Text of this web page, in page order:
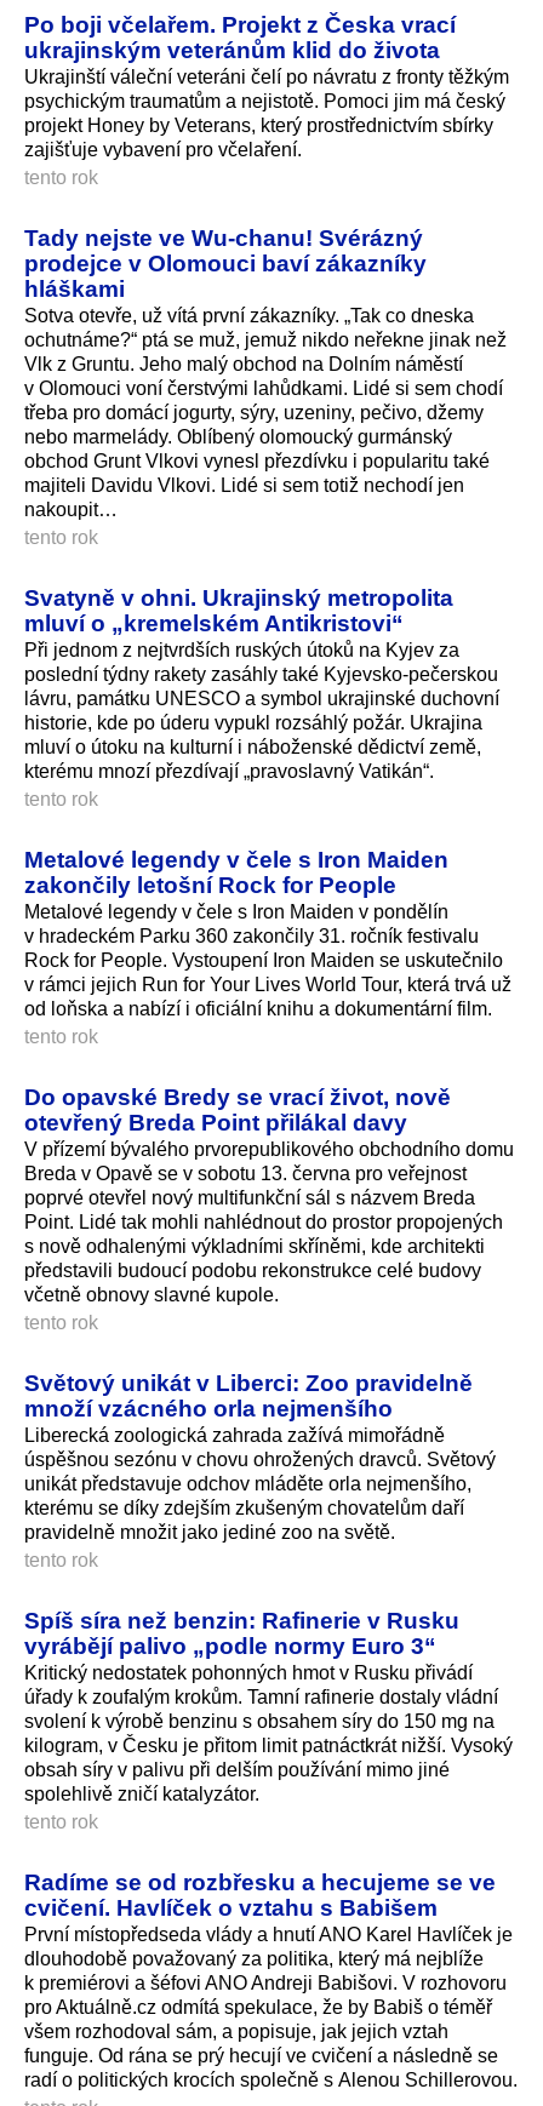
Po boji včelařem. Projekt z Česka vrací
ukrajinským veteránům klid do života
Ukrajinští váleční veteráni čelí po návratu z fronty těžkým
psychickým traumatům a nejistotě. Pomoci jim má český
projekt Honey by Veterans, který prostřednictvím sbírky
zajišťuje vybavení pro včelaření.
tento rok
Tady nejste ve Wu-chanu! Svérázný
prodejce v Olomouci baví zákazníky
hláškami
Sotva otevře, už vítá první zákazníky. „Tak co dneska
ochutnáme?“ ptá se muž, jemuž nikdo neřekne jinak než
Vlk z Gruntu. Jeho malý obchod na Dolním náměstí
v Olomouci voní čerstvými lahůdkami. Lidé si sem chodí
třeba pro domácí jogurty, sýry, uzeniny, pečivo, džemy
nebo marmelády. Oblíbený olomoucký gurmánský
obchod Grunt Vlkovi vynesl přezdívku i popularitu také
majiteli Davidu Vlkovi. Lidé si sem totiž nechodí jen
nakoupit…
tento rok
Svatyně v ohni. Ukrajinský metropolita
mluví o „kremelském Antikristovi“
Při jednom z nejtvrdších ruských útoků na Kyjev za
poslední týdny rakety zasáhly také Kyjevsko-pečerskou
lávru, památku UNESCO a symbol ukrajinské duchovní
historie, kde po úderu vypukl rozsáhlý požár. Ukrajina
mluví o útoku na kulturní i náboženské dědictví země,
kterému mnozí přezdívají „pravoslavný Vatikán“.
tento rok
Metalové legendy v čele s Iron Maiden
zakončily letošní Rock for People
Metalové legendy v čele s Iron Maiden v pondělín
v hradeckém Parku 360 zakončily 31. ročník festivalu
Rock for People. Vystoupení Iron Maiden se uskutečnilo
v rámci jejich Run for Your Lives World Tour, která trvá už
od loňska a nabízí i oficiální knihu a dokumentární film.
tento rok
Do opavské Bredy se vrací život, nově
otevřený Breda Point přilákal davy
V přízemí bývalého prvorepublikového obchodního domu
Breda v Opavě se v sobotu 13. června pro veřejnost
poprvé otevřel nový multifunkční sál s názvem Breda
Point. Lidé tak mohli nahlédnout do prostor propojených
s nově odhalenými výkladními skříněmi, kde architekti
představili budoucí podobu rekonstrukce celé budovy
včetně obnovy slavné kupole.
tento rok
Světový unikát v Liberci: Zoo pravidelně
množí vzácného orla nejmenšího
Liberecká zoologická zahrada zažívá mimořádně
úspěšnou sezónu v chovu ohrožených dravců. Světový
unikát představuje odchov mláděte orla nejmenšího,
kterému se díky zdejším zkušeným chovatelům daří
pravidelně množit jako jediné zoo na světě.
tento rok
Spíš síra než benzin: Rafinerie v Rusku
vyrábějí palivo „podle normy Euro 3“
Kritický nedostatek pohonných hmot v Rusku přivádí
úřady k zoufalým krokům. Tamní rafinerie dostaly vládní
svolení k výrobě benzinu s obsahem síry do 150 mg na
kilogram, v Česku je přitom limit patnáctkrát nižší. Vysoký
obsah síry v palivu při delším používání mimo jiné
spolehlivě zničí katalyzátor.
tento rok
Radíme se od rozbřesku a hecujeme se ve
cvičení. Havlíček o vztahu s Babišem
První místopředseda vlády a hnutí ANO Karel Havlíček je
dlouhodobě považovaný za politika, který má nejblíže
k premiérovi a šéfovi ANO Andreji Babišovi. V rozhovoru
pro Aktuálně.cz odmítá spekulace, že by Babiš o téměř
všem rozhodoval sám, a popisuje, jak jejich vztah
funguje. Od rána se prý hecují ve cvičení a následně se
radí o politických krocích společně s Alenou Schillerovou.